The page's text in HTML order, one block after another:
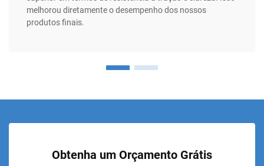
melhorou diretamente o desempenho dos nossos
produtos finais.
Obtenha um Orçamento Grátis